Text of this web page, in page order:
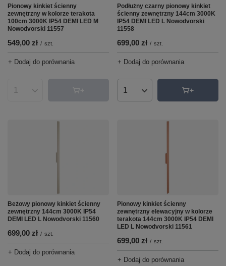
Pionowy kinkiet ścienny
zewnętrzny w kolorze terakota
100cm 3000K IP54 DEMI LED M
Nowodvorski 11557
549,00 zł / szt.
+ Dodaj do porównania
Ilość produktów
Podłużny czarny pionowy kinkiet
ścienny zewnętrzny 144cm 3000K
IP54 DEMI LED L Nowodvorski
11558
699,00 zł / szt.
+ Dodaj do porównania
Ilość produktów
Beżowy pionowy kinkiet ścienny
zewnętrzny 144cm 3000K IP54
DEMI LED L Nowodvorski 11560
699,00 zł / szt.
+ Dodaj do porównania
Pionowy kinkiet ścienny
zewnętrzny elewacyjny w kolorze
terakota 144cm 3000K IP54 DEMI
LED L Nowodvorski 11561
699,00 zł / szt.
+ Dodaj do porównania